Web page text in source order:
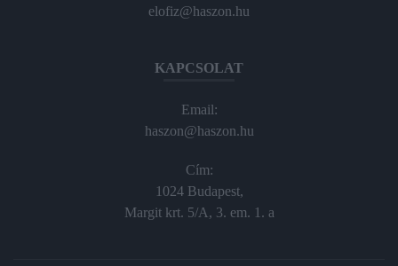
elofiz@haszon.hu
KAPCSOLAT
Email:
haszon@haszon.hu
Cím:
1024 Budapest,
Margit krt. 5/A, 3. em. 1. a